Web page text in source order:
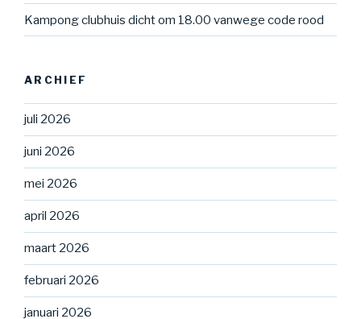
Kampong clubhuis dicht om 18.00 vanwege code rood
ARCHIEF
juli 2026
juni 2026
mei 2026
april 2026
maart 2026
februari 2026
januari 2026